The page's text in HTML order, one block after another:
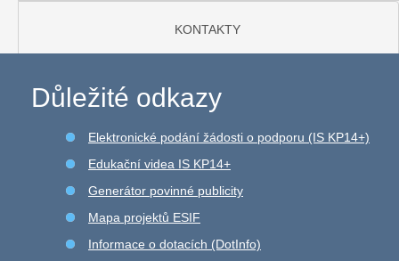
KONTAKTY
Důležité odkazy
Elektronické podání žádosti o podporu (IS KP14+)
Edukační videa IS KP14+
Generátor povinné publicity
Mapa projektů ESIF
Informace o dotacích (DotInfo)